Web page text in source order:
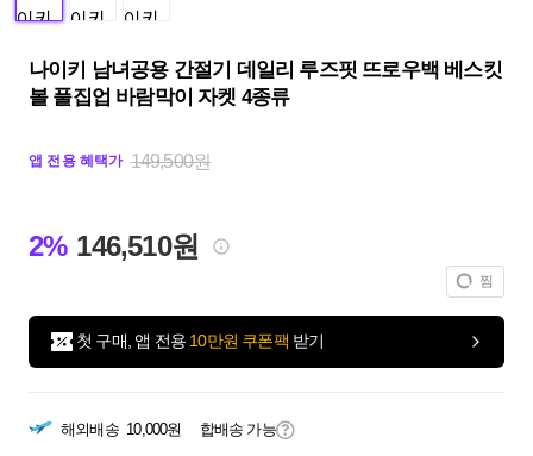
나이키 남녀공용 간절기 데일리 루즈핏 뜨로우백 베스킷
볼 풀집업 바람막이 자켓 4종류
앱 전용 혜택가 149,500원
2% 146,510원
찜
첫 구매, 앱 전용 10만원 쿠폰팩 받기
해외배송 10,000원 합배송 가능